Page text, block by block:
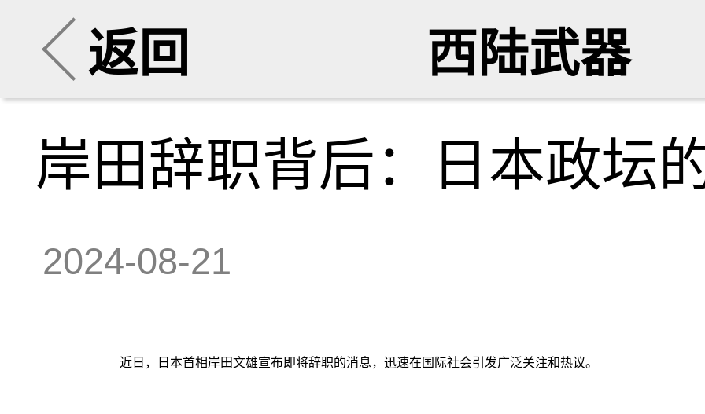
返回 西陆武器
岸田辞职背后：日本政坛
2024-08-21
近日，日本首相岸田文雄宣布即将辞职的消息，迅速在国际社会引发广泛关注和热议。